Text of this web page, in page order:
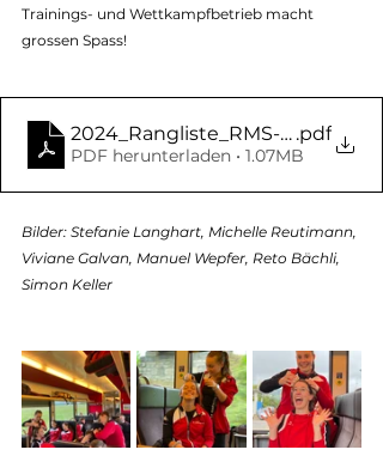
Trainings- und Wettkampfbetrieb macht
grossen Spass!
2024_Rangliste_RMS-Turbenthal
.pdf
PDF herunterladen • 1.07MB
Bilder: Stefanie Langhart, Michelle Reutimann,
Viviane Galvan, Manuel Wepfer, Reto Bächli,
Simon Keller